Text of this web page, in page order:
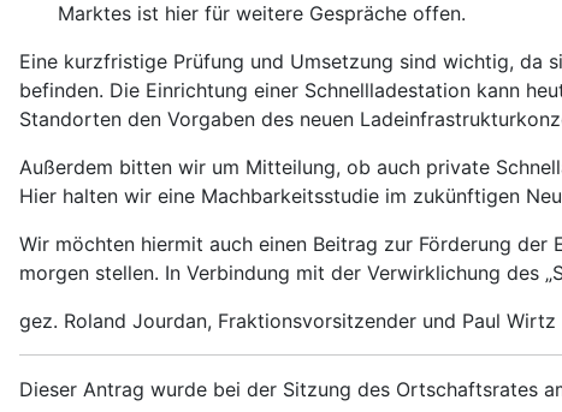
Marktes ist hier für weitere Gespräche offen.
Eine kurzfristige Prüfung und Umsetzung sind wichtig, da
befinden. Die Einrichtung einer Schnellladestation kann
Standorten den Vorgaben des neuen
Außerdem bitten wir um Mitteilung, ob auch private
Hier halten wir eine Machbarkeitsstudie im zukünftigen
Wir möchten hiermit auch einen Beitrag zur Förderung
morgen stellen. In Verbindung mit der Verwirklichung des
gez. Roland Jourdan, Fraktionsvorsitzender und Paul Wirtz
Dieser Antrag wurde bei der Sitzung des Ortschaftsrates